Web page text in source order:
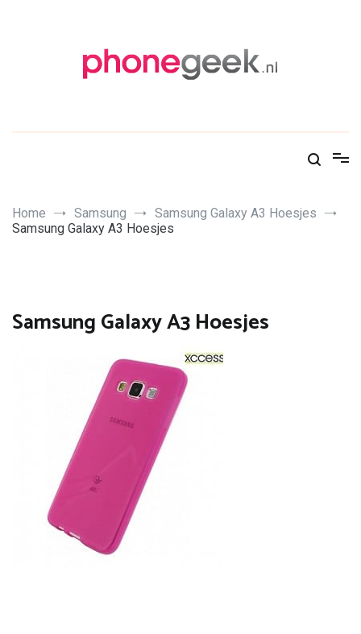
Home Samsung
Samsung Galaxy A3 Hoesjes
Samsung Galaxy A3 Hoesjes
Samsung Galaxy A3 Hoesjes